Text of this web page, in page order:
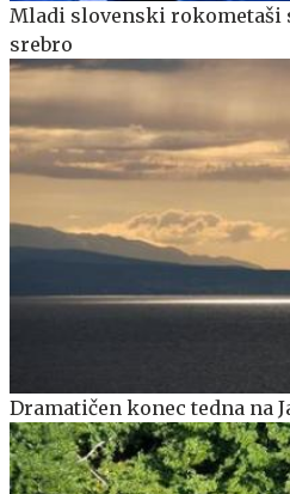
Mladi slovenski rokometaši
srebro
Dramatičen konec tedna na